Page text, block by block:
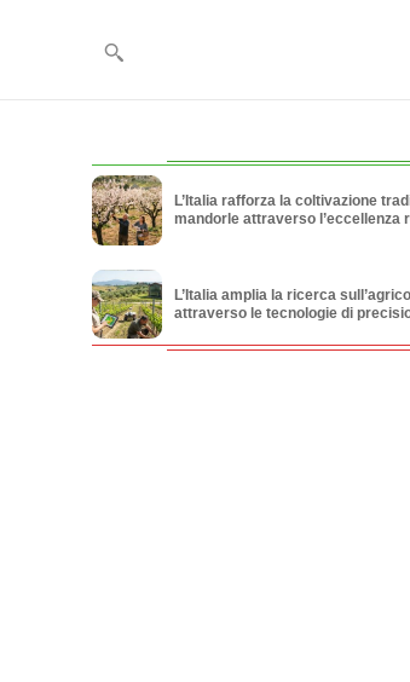
L’Italia rafforza la coltivazione
mandorle attraverso l’eccellenza
L’Italia amplia la ricerca
attraverso le tecnologie di